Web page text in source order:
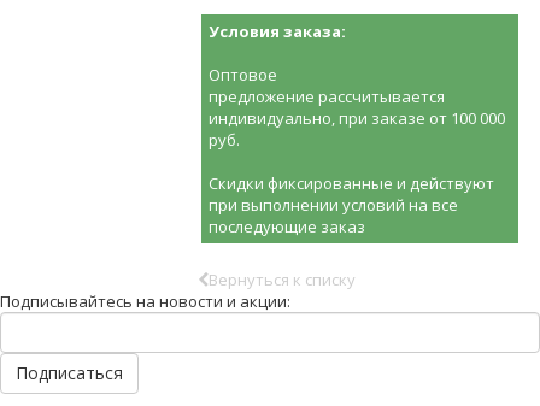
Условия заказа:
Оптовое
предложение рассчитывается
индивидуально, при заказе от 100 000
руб.
Скидки фиксированные и действуют
при выполнении условий на все
последующие заказ
Вернуться к списку
Подписывайтесь на новости и акции: